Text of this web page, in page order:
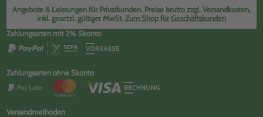
Angebote & Leistungen für Privatkunden. Preise brutto zzgl. Versandkosten,
inkl. gesetzl. gültiger MwSt. Zum Shop für Geschäftskunden
Zahlungsarten mit 2% Skonto
Zahlungsarten ohne Skonto
Versandmethoden